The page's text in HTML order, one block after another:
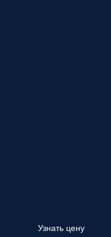
Узнать цену